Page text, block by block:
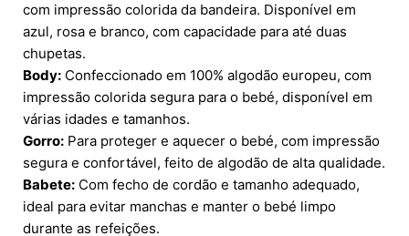
com impressão colorida da bandeira. Disponível em
azul, rosa e branco, com capacidade para até duas
chupetas.
Body: Confeccionado em 100% algodão europeu, com
impressão colorida segura para o bebé, disponível em
várias idades e tamanhos.
Gorro: Para proteger e aquecer o bebé, com impressão
segura e confortável, feito de algodão de alta qualidade.
Babete: Com fecho de cordão e tamanho adequado,
ideal para evitar manchas e manter o bebé limpo
durante as refeições.